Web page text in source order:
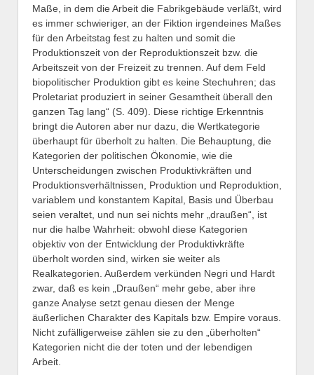
Maße, in dem die Arbeit die Fabrikgebäude verläßt, wird
es immer schwieriger, an der Fiktion irgendeines Maßes
für den Arbeitstag fest zu halten und somit die
Produktionszeit von der Reproduktionszeit bzw. die
Arbeitszeit von der Freizeit zu trennen. Auf dem Feld
biopolitischer Produktion gibt es keine Stechuhren; das
Proletariat produziert in seiner Gesamtheit überall den
ganzen Tag lang“ (S. 409). Diese richtige Erkenntnis
bringt die Autoren aber nur dazu, die Wertkategorie
überhaupt für überholt zu halten. Die Behauptung, die
Kategorien der politischen Ökonomie, wie die
Unterscheidungen zwischen Produktivkräften und
Produktionsverhältnissen, Produktion und Reproduktion,
variablem und konstantem Kapital, Basis und Überbau
seien veraltet, und nun sei nichts mehr „draußen“, ist
nur die halbe Wahrheit: obwohl diese Kategorien
objektiv von der Entwicklung der Produktivkräfte
überholt worden sind, wirken sie weiter als
Realkategorien. Außerdem verkünden Negri und Hardt
zwar, daß es kein „Draußen“ mehr gebe, aber ihre
ganze Analyse setzt genau diesen der Menge
äußerlichen Charakter des Kapitals bzw. Empire voraus.
Nicht zufälligerweise zählen sie zu den „überholten“
Kategorien nicht die der toten und der lebendigen
Arbeit.